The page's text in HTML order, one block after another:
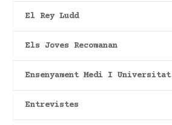
El Rey Ludd
Els Joves Recomanan
Ensenyament Medi I Universitat
Entrevistes